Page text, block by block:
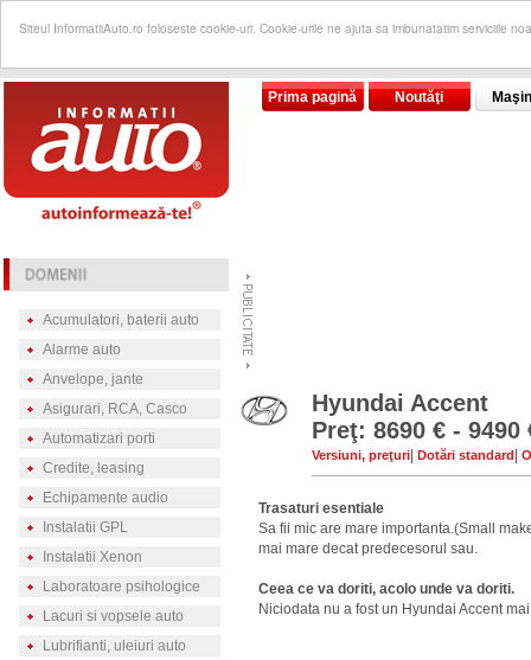
Siteul InformatiiAuto.ro foloseste cookie-uri. Cookie-urile ne ajuta sa imbunatatim serviciile
Prima pagină Noutăţi
Acumulatori, baterii auto
Alarme auto
Anvelope, jante
Asigurari, RCA, Casco
Automatizari porti
Credite, leasing
Echipamente audio
Instalatii GPL
Instalatii Xenon
Laboratoare psihologice
Lacuri si vopsele auto
Lubrifianti, uleiuri auto
Hyundai Accent
Preţ: 8690 € - 9490
Versiuni, preţuri Dotări standard
Trasaturi esentiale
Sa fii mic are mare importanta.(Small
mai mare decat predecesorul sau.
Ceea ce va doriti, acolo unde va doriti.
Niciodata nu a fost un Hyundai Accent